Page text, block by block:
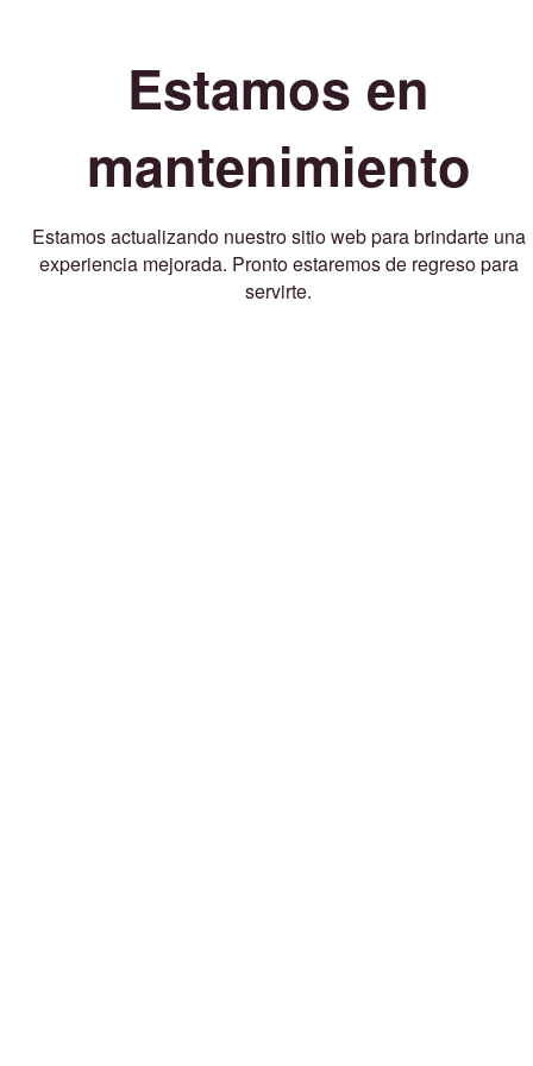
Estamos en
mantenimiento
Estamos actualizando nuestro sitio web para brindarte una
experiencia mejorada. Pronto estaremos de regreso para
servirte.